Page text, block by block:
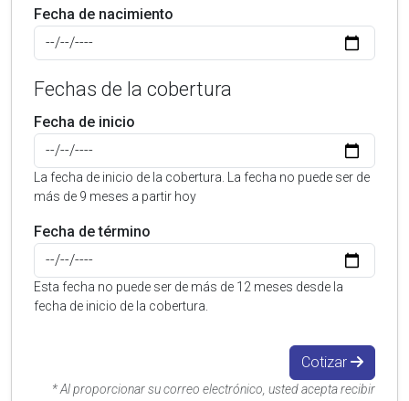
Fecha de nacimiento
Fechas de la cobertura
Fecha de inicio
La fecha de inicio de la cobertura. La fecha no puede ser de
más de 9 meses a partir hoy
Fecha de término
Esta fecha no puede ser de más de 12 meses desde la
fecha de inicio de la cobertura.
Cotizar
* Al proporcionar su correo electrónico, usted acepta recibir